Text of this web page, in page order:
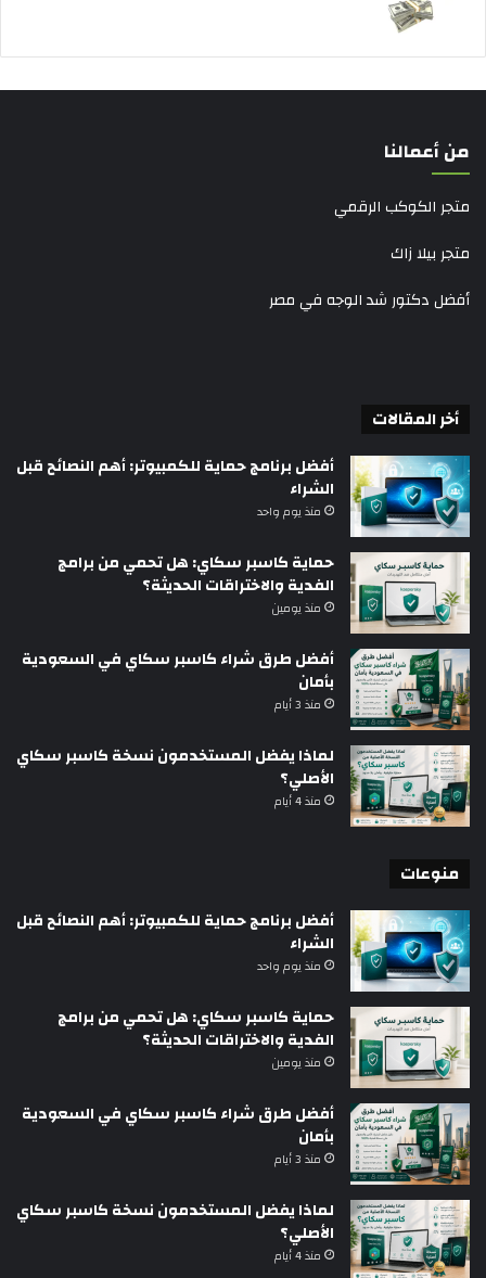
من أعمالنا
متجر الكوكب الرقمي
متجر بيلا زاك
أفضل دكتور شد الوجه في مصر
أخر المقالات
أفضل برنامج حماية للكمبيوتر: أهم النصائح قبل
الشراء
منذ يوم واحد
حماية كاسبر سكاي: هل تحمي من برامج
الفدية والاختراقات الحديثة؟
منذ يومين
أفضل طرق شراء كاسبر سكاي في السعودية
بأمان
منذ 3 أيام
لماذا يفضل المستخدمون نسخة كاسبر سكاي
الأصلي؟
منذ 4 أيام
منوعات
أفضل برنامج حماية للكمبيوتر: أهم النصائح قبل
الشراء
منذ يوم واحد
حماية كاسبر سكاي: هل تحمي من برامج
الفدية والاختراقات الحديثة؟
منذ يومين
أفضل طرق شراء كاسبر سكاي في السعودية
بأمان
منذ 3 أيام
لماذا يفضل المستخدمون نسخة كاسبر سكاي
الأصلي؟
منذ 4 أيام